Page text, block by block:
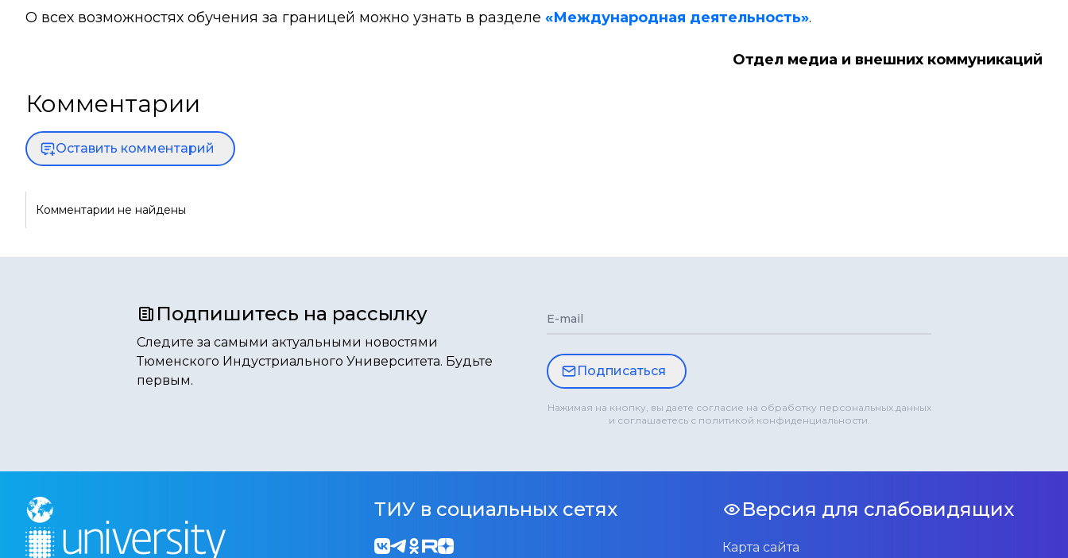
О всех возможностях обучения за границей можно узнать в разделе «Международная деятельность».
Отдел медиа и внешних коммуникаций
Комментарии
Оставить комментарий
Комментарии не найдены
Подпишитесь на рассылку
Следите за самыми актуальными новостями
Тюменского Индустриального Университета. Будьте
первым.
E-mail
Подписаться
Нажимая на кнопку, вы даете согласие на обработку персональных данных
и соглашаетесь с политикой конфиденциальности.
ТИУ в социальных сетях Версия для слабовидящих
Карта сайта